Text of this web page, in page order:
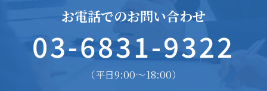
お電話でのお問い合わせ
03-6831-9322
（平日9:00〜18:00）